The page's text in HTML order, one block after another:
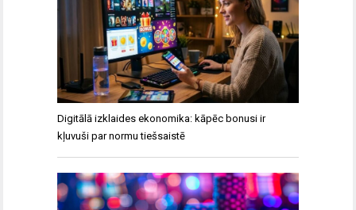
Digitālā izklaides ekonomika: kāpēc bonusi ir
kļuvuši par normu tiešsaistē